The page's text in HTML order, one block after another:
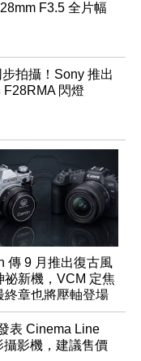
F3.5 全片幅
拍攝！Sony 推出
F28RMA 閃燈
傳 9 月推出復古風
祕新機，VCM 定焦
終章也將壓軸登場
表 Cinema Line
攝影機，建議售價